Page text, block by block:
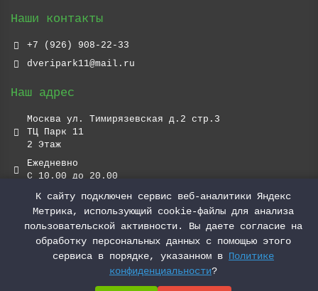
Наши контакты
+7 (926) 908-22-33
dveripark11@mail.ru
Наш адрес
Москва ул. Тимирязевская д.2 стр.3
ТЦ Парк 11
2 Этаж
Ежедневно
С 10.00 до 20.00
К сайту подключен сервис веб-аналитики Яндекс
Метрика, использующий cookie-файлы для анализа
пользовательской активности. Вы даете согласие на
обработку персональных данных с помощью этого
сервиса в порядке, указанном в Политике
конфиденциальности?